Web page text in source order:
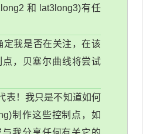
和 lat3long3)有任
定我是否在关注，在该
，贝塞尔曲线将尝试
表！我只是不知道如何
制作这些控制点，如